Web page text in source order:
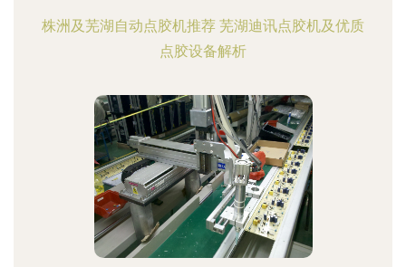
株洲及芜湖自动点胶机推荐 芜湖迪讯点胶机及优质
点胶设备解析